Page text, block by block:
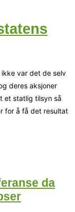
var det de selv
deres aksjoner
et statlig tilsyn så
for å få det resultat
da